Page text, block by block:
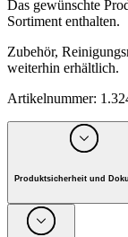
Das gewünschte
Sortiment enthalten.
Zubehör,
weiterhin erhältlich.
Artikelnummer:
Produktsicherheit und
Unternehmen:
1220 Wien